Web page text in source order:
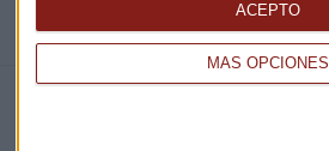
MÁS OPCIONES
ACEPTO